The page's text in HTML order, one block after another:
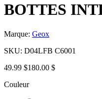
BOTTES
Marque: Geox
SKU: D04LFB C6001
49.99 $180.00 $
Couleur